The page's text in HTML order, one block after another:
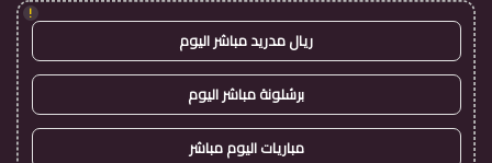
!
ريال مدريد مباشر اليوم
برشلونة مباشر اليوم
مباريات اليوم مباشر